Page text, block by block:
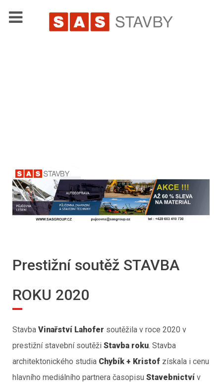
Prestižní soutěž STAVBA
ROKU 2020
Stavba Vinařství Lahofer soutěžila v roce 2020 v
prestižní stavební soutěži Stavba roku. Stavba
architektonického studia Chybík + Kristof získala i cenu
hlavního mediálního partnera časopisu Stavebnictví v